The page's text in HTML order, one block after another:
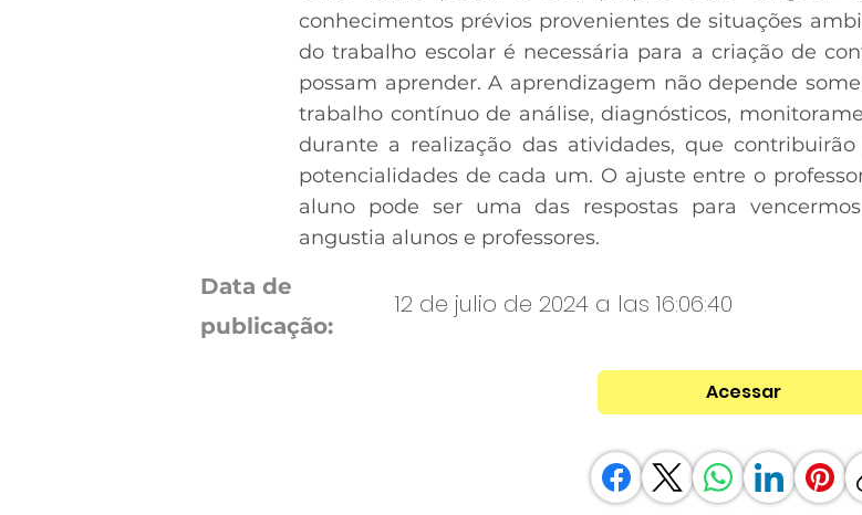
conhecimentos prévios provenientes de situações
do trabalho escolar é necessária para a criação de
possam aprender. A aprendizagem não depende
trabalho contínuo de análise, diagnósticos,
durante a realização das atividades, que
potencialidades de cada um. O ajuste entre o
aluno pode ser uma das respostas para
angustia alunos e professores.
Data de
publicação:
12 de julio de 2024 a las 16:06:40
Acessar